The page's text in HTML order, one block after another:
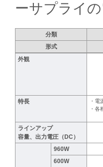
ーサプライ
分類
形式
外観
特長
・
・
ラインアップ
容量、出力電圧（DC）
960W
600W